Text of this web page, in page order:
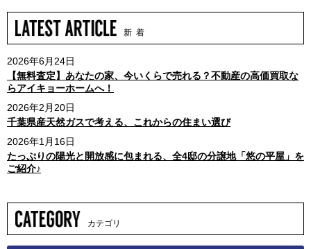
新 着
2026年6月24日
【無料査定】あなたの家、今いくらで売れる？不動産の高価買取な
らアイキョーホームへ！
2026年2月20日
千葉県産天然ガスで考える、これからの住まい選び
2026年1月16日
たっぷりの陽光と開放感に包まれる、全4邸の分譲地「悠の平屋」を
ご紹介♪
カテゴリ